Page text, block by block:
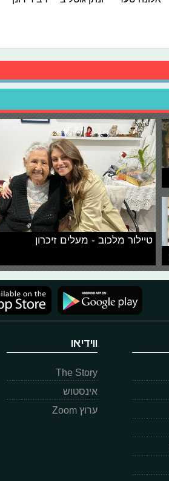
טיילור מלכוב - מעלים זיכרון
ווידיאו
The Story
אינסטוש
ערוץ Zoom